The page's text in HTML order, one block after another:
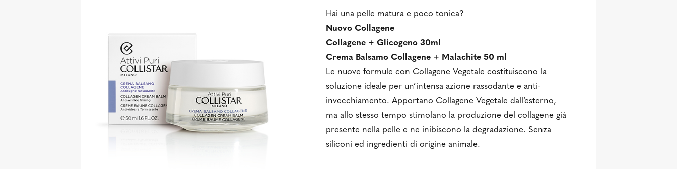
Hai una pelle matura e poco tonica?
Nuovo Collagene
Collagene + Glicogeno 30ml
Crema Balsamo Collagene + Malachite 50 ml
Le nuove formule con Collagene Vegetale costituiscono la
soluzione ideale per un’intensa azione rassodante e anti-
invecchiamento. Apportano Collagene Vegetale dall’esterno,
ma allo stesso tempo stimolano la produzione del collagene già
presente nella pelle e ne inibiscono la degradazione. Senza
siliconi ed ingredienti di origine animale.